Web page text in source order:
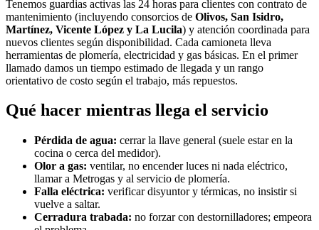
Tenemos guardias activas las 24 horas para clientes con contrato de
mantenimiento (incluyendo consorcios de Olivos, San Isidro,
Martínez, Vicente López y La Lucila) y atención coordinada para
nuevos clientes según disponibilidad. Cada camioneta lleva
herramientas de plomería, electricidad y gas básicas. En el primer
llamado damos un tiempo estimado de llegada y un rango
orientativo de costo según el trabajo, más repuestos.
Qué hacer mientras llega el servicio
Pérdida de agua: cerrar la llave general (suele estar en la
cocina o cerca del medidor).
Olor a gas: ventilar, no encender luces ni nada eléctrico,
llamar a Metrogas y al servicio de plomería.
Falla eléctrica: verificar disyuntor y térmicas, no insistir si
vuelve a saltar.
Cerradura trabada: no forzar con destornilladores; empeora